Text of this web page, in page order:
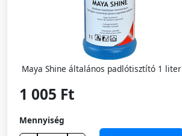
Maya Shine általános padlótisztító 1 liter
1 005 Ft
Mennyiség